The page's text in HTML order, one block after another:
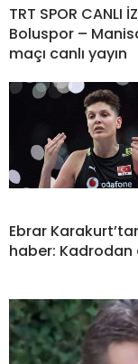
TRT SPOR CANLI
Boluspor –
maçı canlı yayın
Ebrar
haber: Kadrodan